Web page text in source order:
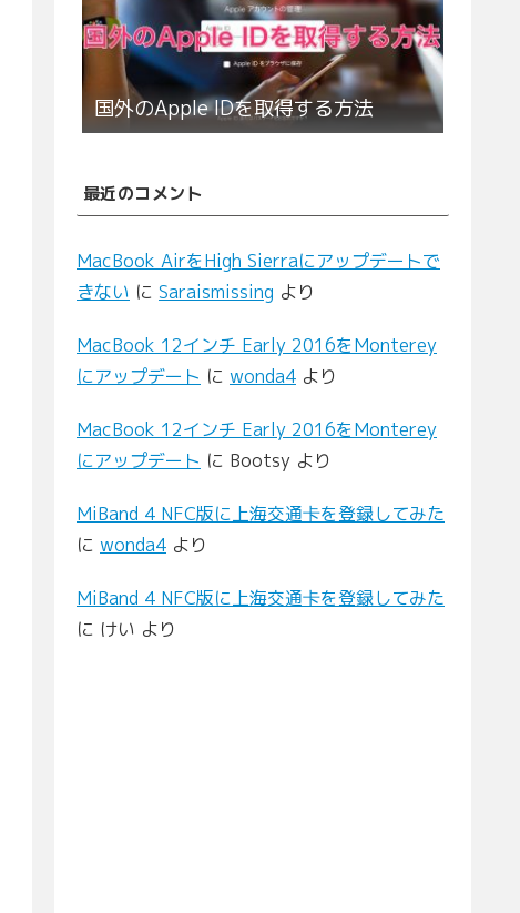
国外のApple IDを取得する方法
最近のコメント
MacBook AirをHigh Sierraにアップデートで
きない に Saraismissing より
MacBook 12インチ Early 2016をMonterey
にアップデート に wonda4 より
MacBook 12インチ Early 2016をMonterey
にアップデート に Bootsy より
MiBand 4 NFC版に上海交通卡を登録してみた
に wonda4 より
MiBand 4 NFC版に上海交通卡を登録してみた
に けい より